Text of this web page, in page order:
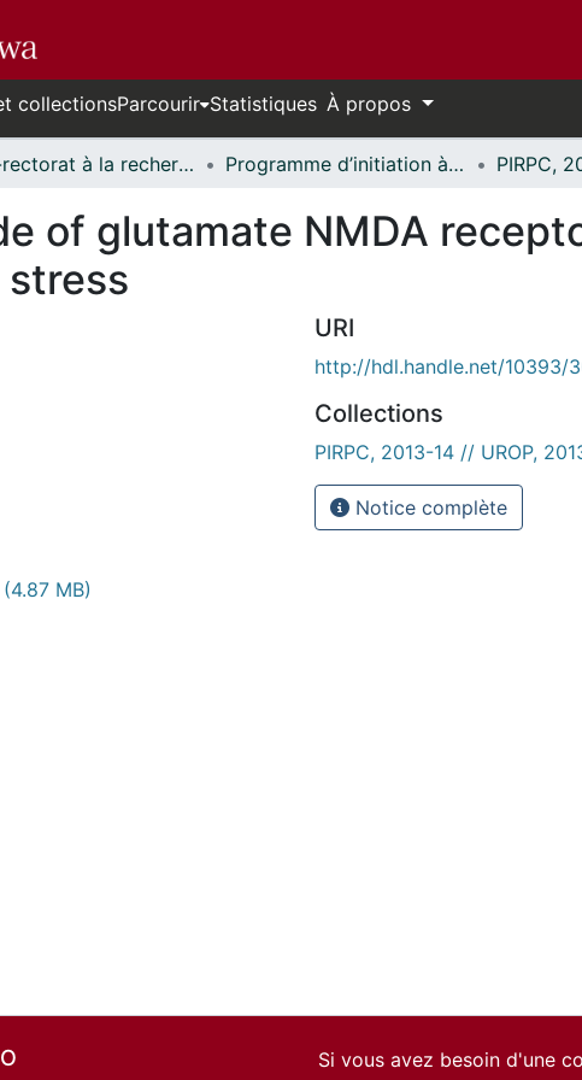
collectionsParcourir Statistiques À propos
Vice-rectorat à la recherche // Office of the V-P, Research Programme d’initiation à la recherche au premier cycle (PIRPC) // Undergraduate Research Opportunity Program (UROP)
of glutamate NMDA
(4.87 MB)
URI
http://hdl.handle.net/10393/
Collections
PIRPC, 2013-14 // UROP,
Notice complète
Si vous avez besoin d'une